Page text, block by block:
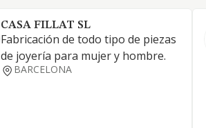
CASA FILLAT SL
Fabricación de todo tipo de piezas
de joyería para mujer y hombre.
BARCELONA